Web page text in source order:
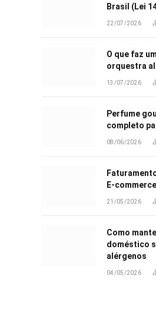
Brasil (Lei
22/07/2026
O que faz
orquestra
13/07/2026
Perfume
completo
08/06/2026
E-
21/05/2026
Como
doméstico
alérgenos
04/05/2026